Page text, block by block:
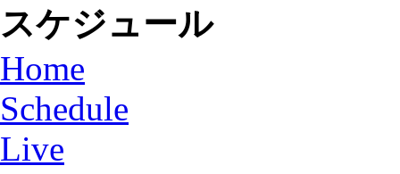
スケジュール
Home
Schedule
Live